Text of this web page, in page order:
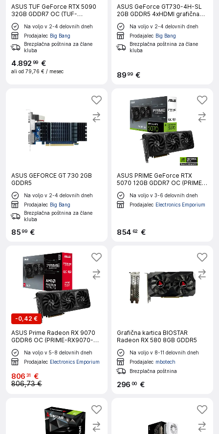
ASUS TUF GeForce RTX 5090
32GB GDDR7 OC (TUF-
RTX5090-O32G-GAMING)
ARGB gaming grafična kartica
Na voljo v 2-4 delovnih dneh
Prodajalec Big Bang
Brezplačna poštnina za člane
kluba
4.892 99 €
ali od 79,76 € / mesec
ASUS GeForce GT730-4H-SL
2GB GDDR5 4xHDMI grafična
kartica
Na voljo v 2-4 delovnih dneh
Prodajalec Big Bang
Brezplačna poštnina za člane
kluba
8999 €
ASUS GEFORCE GT 730 2GB
GDDR5
Na voljo v 2-4 delovnih dneh
Prodajalec Big Bang
Brezplačna poštnina za člane
kluba
8599 €
ASUS PRIME GeForce RTX
5070 12GB GDDR7 OC (PRIME-
RTX5070-O12G) grafična
karticaNa voljo v 3-6 delovnih dneh
Prodajalec Electronics Emporium
854 62 €
-0,42 €
ASUS Prime Radeon RX 9070
GDDR6 OC (PRIME-RX9070-
O16G) gaming grafična kartica
Na voljo v 5-8 delovnih dneh
Prodajalec Electronics Emporium
806 31 €
806,73 €
Grafična kartica BIOSTAR
Radeon RX 580 8GB GDDR5
Na voljo v 8-11 delovnih dneh
Prodajalec mbotech
Brezplačna poštnina
296 00 €